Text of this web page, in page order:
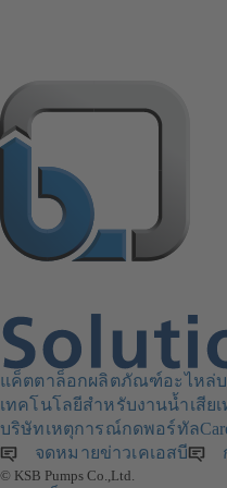
แค็ตตาล็อกผลิตภัณฑ์อะไหล่
เทคโนโลยีสำหรับงานน้ำเสีย
บริษัทเหตุการณ์กดพอร์ทัล
จดหมายข่าวเคเอสบี(เปิด
© KSB Pumps Co.,Ltd.